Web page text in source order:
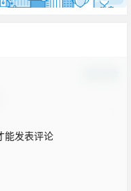
能发表评论